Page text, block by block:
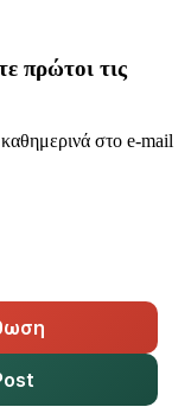
πρώτοι τις
καθημερινά στο e-mail